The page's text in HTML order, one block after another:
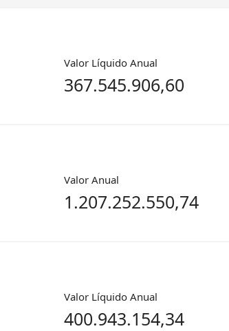
Valor Líquido Anual
367.545.906,60
Valor Anual
1.207.252.550,74
Valor Líquido Anual
400.943.154,34